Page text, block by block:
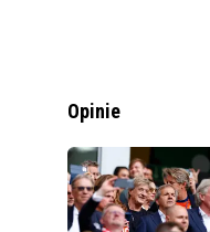
Opinie